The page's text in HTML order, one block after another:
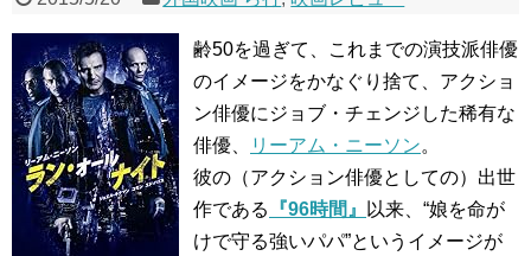
齢50を過ぎて、これまでの演技派俳優
のイメージをかなぐり捨て、アクショ
ン俳優にジョブ・チェンジした稀有な
俳優、
リーアム・ニーソン。
彼の（アクション俳優としての）出世
作である
『96時間』
以来、“娘を命が
けで守る強いパパ”というイメージが